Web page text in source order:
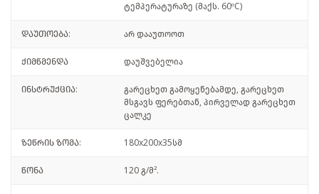
ტემპერატურაზე (მაქს. 60ºC)
დაუთოება: არ დააუთოოთ
ქიმწმენდა დაუშვებელია
ინსტრუქცია:
გარეცხეთ გამოყენებამდე, გარეცხეთ
მსგავს ფერებთან, პირველად გარეცხეთ
ცალკე
ზეწრის ზომა: 180x200x35სმ
წონა 120 გ/მ².